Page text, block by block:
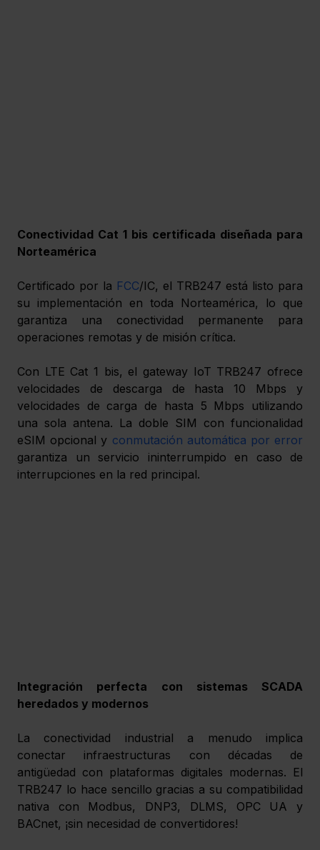
Conectividad Cat 1 bis certificada diseñada para
Norteamérica
Certificado por la FCC/IC, el TRB247 está listo para
su implementación en toda Norteamérica, lo que
garantiza una conectividad permanente para
operaciones remotas y de misión crítica.
Con LTE Cat 1 bis, el gateway IoT TRB247 ofrece
velocidades de descarga de hasta 10 Mbps y
velocidades de carga de hasta 5 Mbps utilizando
una sola antena. La doble SIM con funcionalidad
eSIM opcional y conmutación automática por error
garantiza un servicio ininterrumpido en caso de
interrupciones en la red principal.
Integración perfecta con sistemas SCADA
heredados y modernos
La conectividad industrial a menudo implica
conectar infraestructuras con décadas de
antigüedad con plataformas digitales modernas. El
TRB247 lo hace sencillo gracias a su compatibilidad
nativa con Modbus, DNP3, DLMS, OPC UA y
BACnet, ¡sin necesidad de convertidores!